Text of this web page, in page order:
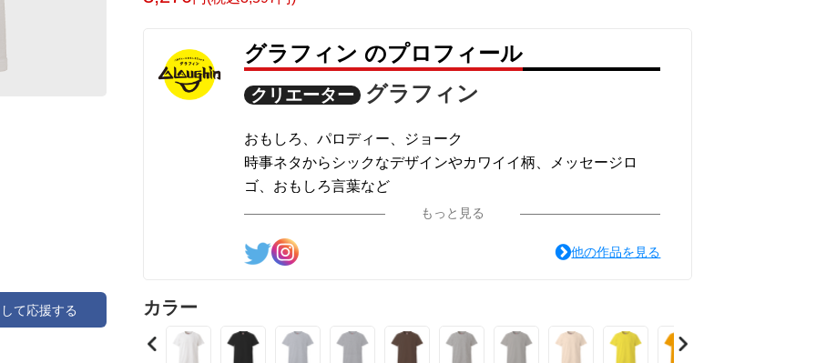
て応援する
グラフィン のプロフィール
クリエーター グラフィン
おもしろ、パロディー、ジョーク
時事ネタからシックなデザインやカワイイ柄、メッセージロ
ゴ、おもしろ言葉など
様々なデザインを制作しています。
もっと見る
他の作品を見る
カラー